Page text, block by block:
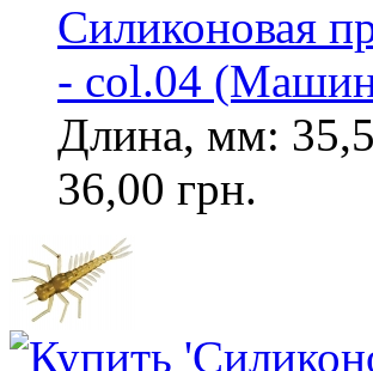
Силиконовая
- col.04
Длина, мм:
36,00 грн.